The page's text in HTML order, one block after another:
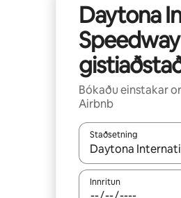
Daytona
Bókaðu einstakar
Airbnb
Staðsetning
Þegar niðurstöður
Innritun